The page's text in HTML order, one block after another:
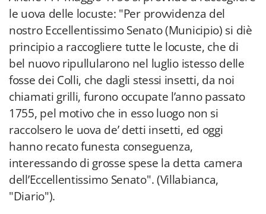
le uova delle locuste: "Per provvidenza del
nostro Eccellentissimo Senato (Municipio) si diè
principio a raccogliere tutte le locuste, che di
bel nuovo ripullularono nel luglio istesso delle
fosse dei Colli, che dagli stessi insetti, da noi
chiamati grilli, furono occupate l’anno passato
1755, pel motivo che in esso luogo non si
raccolsero le uova de’ detti insetti, ed oggi
hanno recato funesta conseguenza,
interessando di grosse spese la detta camera
dell’Eccellentissimo Senato". (Villabianca,
"Diario").